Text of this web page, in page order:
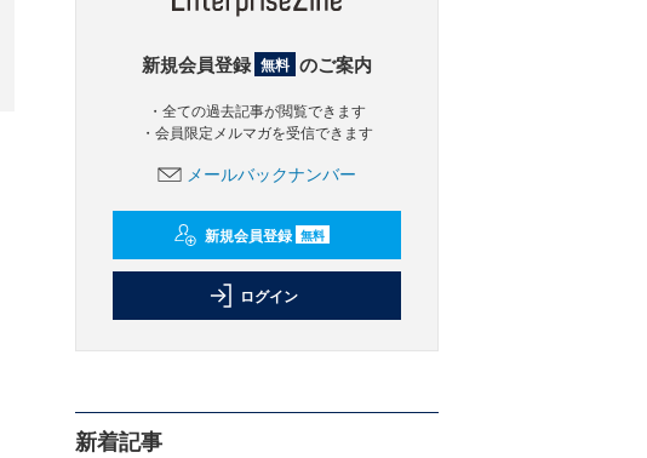
新規会員登録 無料 のご案内
・全ての過去記事が閲覧できます
・会員限定メルマガを受信できます
メールバックナンバー
新規会員登録 無料
ログイン
新着記事